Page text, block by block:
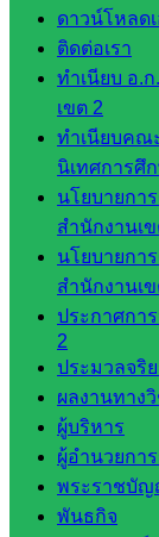
ดาวน์โหลด
ติดต่อเรา
ทำเนียบ อ.
เขต 2
ทำเนียบคณ
นิเทศการศึ
นโยบายกา
สำนักงานเ
นโยบายกา
สำนักงานเ
ประกาศกา
2
ประมวลจริ
ผลงานทาง
ผู้บริหาร
ผู้อำนวยกา
พระราชบัญ
พันธกิจ
เว็บไซต์
หลักสูตร
ต้าน
ทุจริต
ห้อง
นิเทศ
ศน.นิพนธ์
พรมพิไล
ห้อง
นิเทศ
ศน.ชยา
ธิศ/
ศน.อัญชลี
ห้อง
นิเทศ
ดร.สราว
ดี เพ็งศรี